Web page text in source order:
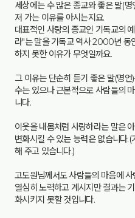
세상에는 수 많은 종교와 좋은 말(
져 가는 이유를 아시는지요.
대표적인 사랑의 종교인 기독교의
라"는 말을 기독교 역사 2000년 동
하지 못한 이유가 무엇일까요.
그 이유는 단순히 듣기 좋은 말(명
수는 있으나 근본적으로 사람들의
니다.
이웃을 내몸처럼 사랑하라는 말은
변화시킬 수 있는 능력은 없습니다
해 주고 있습니다.)
고도원님께서도 사람들의 마음에
열심히 노력하고 계시지만 결과는
화시키지 못할 것입니다.